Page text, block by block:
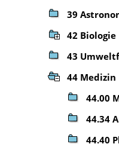
39
42 Biologie
43
44 Medizin
44.00
44.34
44.40